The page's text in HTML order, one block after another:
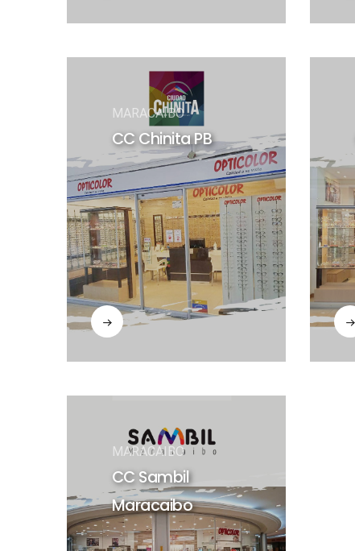
MARACAIBO
CC Chinita PB
MARACAIBO
CC Sambil
Maracaibo